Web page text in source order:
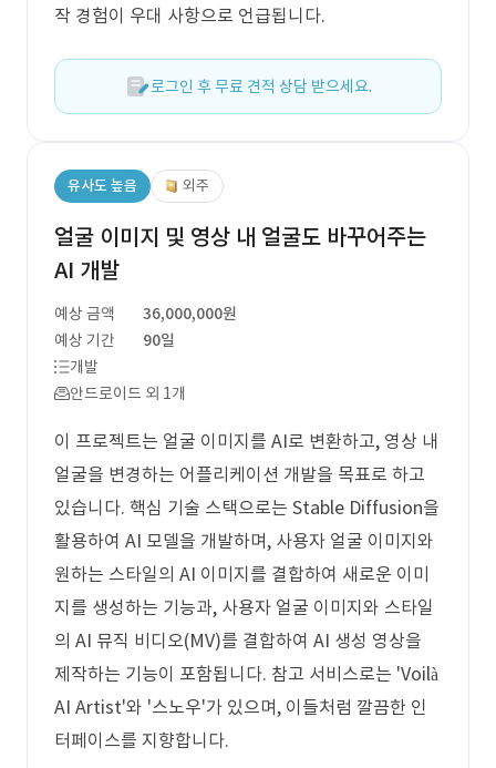
작 경험이 우대 사항으로 언급됩니다.
로그인 후 무료 견적 상담 받으세요.
유사도 높음 외주
얼굴 이미지 및 영상 내 얼굴도 바꾸어주는
AI 개발
예상 금액
36,000,000원
예상 기간
90일
개발
안드로이드 외 1개
이 프로젝트는 얼굴 이미지를 AI로 변환하고, 영상 내
얼굴을 변경하는 어플리케이션 개발을 목표로 하고
있습니다. 핵심 기술 스택으로는 Stable Diffusion을
활용하여 AI 모델을 개발하며, 사용자 얼굴 이미지와
원하는 스타일의 AI 이미지를 결합하여 새로운 이미
지를 생성하는 기능과, 사용자 얼굴 이미지와 스타일
의 AI 뮤직 비디오(MV)를 결합하여 AI 생성 영상을
제작하는 기능이 포함됩니다. 참고 서비스로는 'Voilà
AI Artist'와 '스노우'가 있으며, 이들처럼 깔끔한 인
터페이스를 지향합니다.